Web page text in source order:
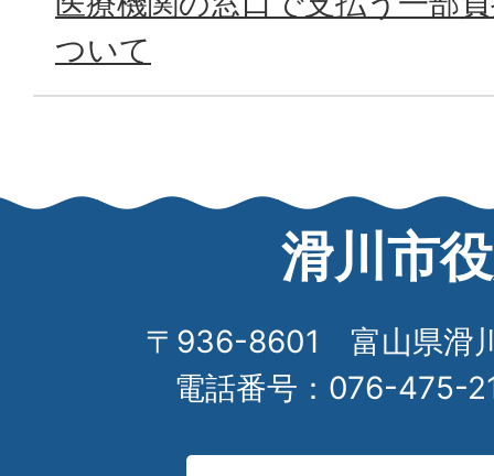
ついて
滑川市
〒936-8601 富山県滑
電話番号：076-475-